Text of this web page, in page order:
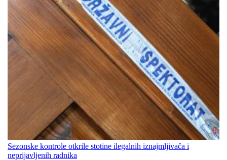
Sezonske kontrole otkrile stotine ilegalnih iznajmljivača i
neprijavljenih radnika